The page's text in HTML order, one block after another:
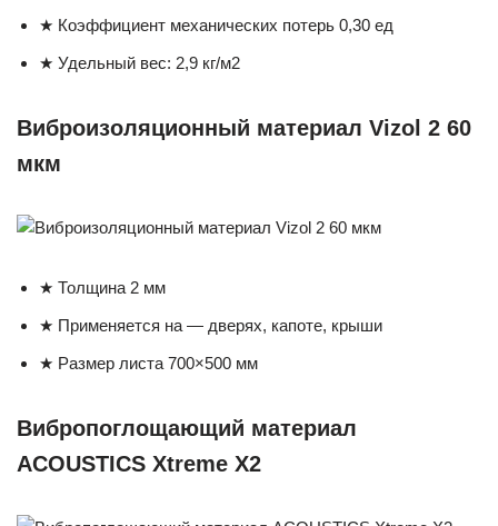
★ Коэффициент механических потерь 0,30 ед
★ Удельный вес: 2,9 кг/м2
Виброизоляционный материал Vizol 2 60
мкм
★ Толщина 2 мм
★ Применяется на — дверях, капоте, крыши
★ Размер листа 700×500 мм
Вибропоглощающий материал
ACOUSTICS Xtreme X2